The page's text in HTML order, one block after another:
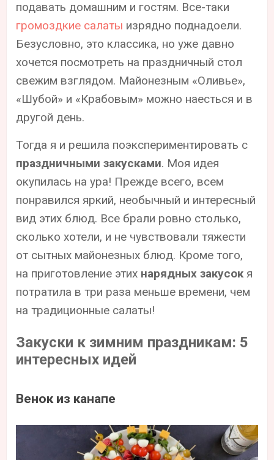
подавать домашним и гостям. Все-таки
громоздкие салаты изрядно поднадоели.
Безусловно, это классика, но уже давно
хочется посмотреть на праздничный стол
свежим взглядом. Майонезным «Оливье»,
«Шубой» и «Крабовым» можно наесться и в
другой день.
Тогда я и решила поэкспериментировать с
праздничными закусками. Моя идея
окупилась на ура! Прежде всего, всем
понравился яркий, необычный и интересный
вид этих блюд. Все брали ровно столько,
сколько хотели, и не чувствовали тяжести
от сытных майонезных блюд. Кроме того,
на приготовление этих нарядных закусокя
потратила в три раза меньше времени, чем
на традиционные салаты!
Закуски к зимним праздникам: 5
интересных идей
Венок из канапе